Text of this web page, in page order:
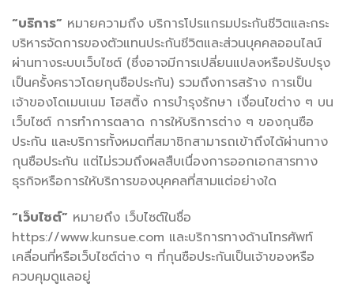
“บริการ” หมายความถึง บริการโปรแกรมประกันชีวิตและกระ
บริหารจัดการของตัวแทนประกันชีวิตและส่วนบุคคลออนไลน์
ผ่านทางระบบเว็บไซต์ (ซึ่งอาจมีการเปลี่ยนแปลงหรือปรับปรุง
เป็นครั้งคราวโดยกุนซือประกัน) รวมถึงการสร้าง การเป็น
เจ้าของโดเมนเนม โฮสติ้ง การบำรุงรักษา เงื่อนไขต่าง ๆ บน
เว็บไซต์ การทำการตลาด การให้บริการต่าง ๆ ของกุนซือ
ประกัน และบริการทั้งหมดที่สมาชิกสามารถเข้าถึงได้ผ่านทาง
กุนซือประกัน แต่ไม่รวมถึงผลสืบเนื่องการออกเอกสารทาง
ธุรกิจหรือการให้บริการของบุคคลที่สามแต่อย่างใด
“เว็บไซต์” หมายถึง เว็บไซต์ในชื่อ
https://www.kunsue.com และบริการทางด้านโทรศัพท์
เคลื่อนที่หรือเว็บไซต์ต่าง ๆ ที่กุนซือประกันเป็นเจ้าของหรือ
ควบคุมดูแลอยู่